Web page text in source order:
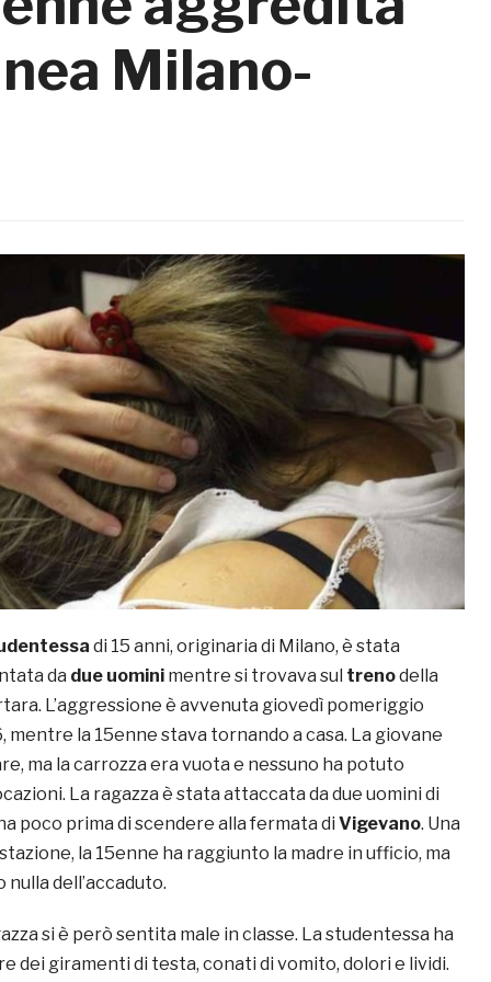
Milano-
di 15 anni, originaria di Milano, è stata
da due uomini mentre si trovava sul trenodella
L’aggressione è avvenuta giovedì pomeriggio
mentre la 15enne stava tornando a casa. La giovane
ma la carrozza era vuota e nessuno ha potuto
La ragazza è stata attaccata da due uomini di
poco prima di scendere alla fermata di Vigevano. Una
la 15enne ha raggiunto la madre in ufficio, ma
dell’accaduto.
si è però sentita male in classe. La studentessa ha
dei giramenti di testa, conati di vomito, dolori e lividi.